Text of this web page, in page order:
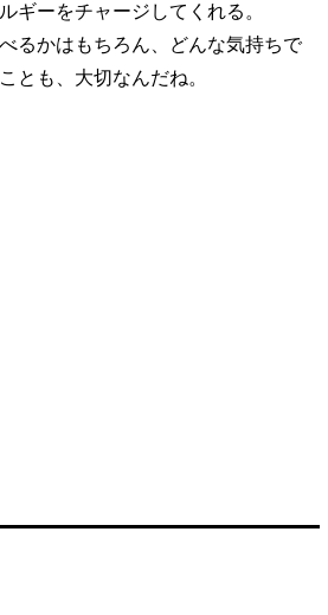
ギーをチャージしてくれる。
るかはもちろん、どんな気持ちで
とも、大切なんだね。